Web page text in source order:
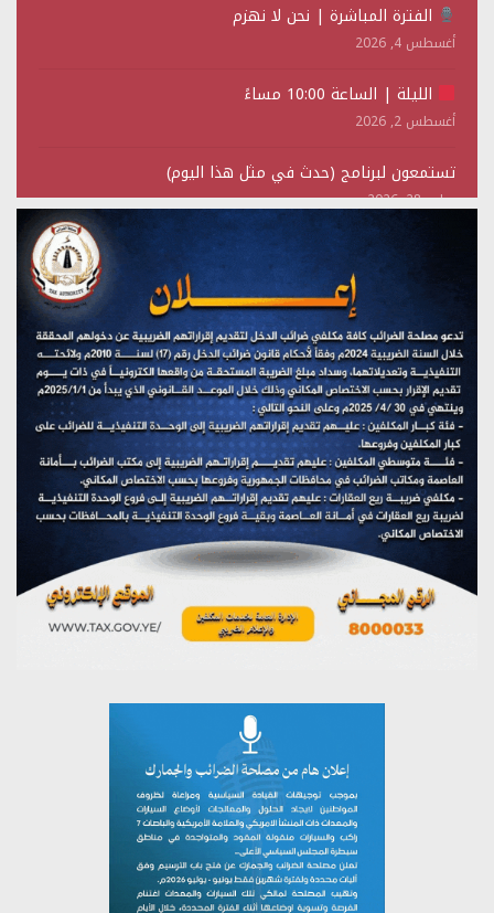
الفترة المباشرة | نحن لا نهزم
أغسطس 4, 2026
الليلة | الساعة 10:00 مساءً
أغسطس 2, 2026
تستمعون لبرنامج (حدث في مثل هذا اليوم)
يوليو 28, 2026
(نحن لا نهزم) بث مباشر
تستمعون لبرنامج (هندسة الوهم)
يوليو 28, 2026
مؤتمر صحفي لمركز عين الإنسانية حول جرائم تحالف العدوان
على اليمن
يوليو 27, 2026
تستمعون لبرنامج (مع السيد القائد)
يوليو 26, 2026